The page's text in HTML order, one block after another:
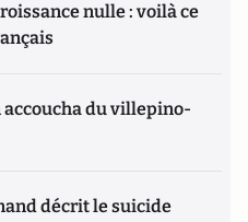
nulle : voilà ce
du villepino-
décrit le suicide